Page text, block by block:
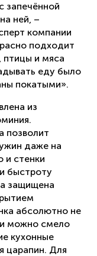
запечённой
ней, –
компании
подходит
птицы и мяса
еду было
покатыми».
из
позволит
даже на
стенки
быстроту
защищена
абсолютно не
можно смело
кухонные
царапин. Для